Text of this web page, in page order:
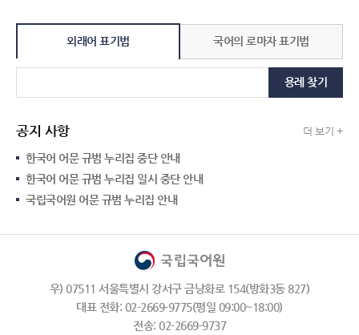
외래어 표기법 국어의 로마자 표기법
용례 찾기
공지 사항 더 보기 +
한국어 어문 규범 누리집 중단 안내
한국어 어문 규범 누리집 일시 중단 안내
국립국어원 어문 규범 누리집 안내
우) 07511 서울특별시 강서구 금낭화로 154(방화3동 827)
대표 전화: 02-2669-9775(평일 09:00~18:00)
전송: 02-2669-9737